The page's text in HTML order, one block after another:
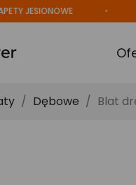
JESIONOWE
Dębowe Blat